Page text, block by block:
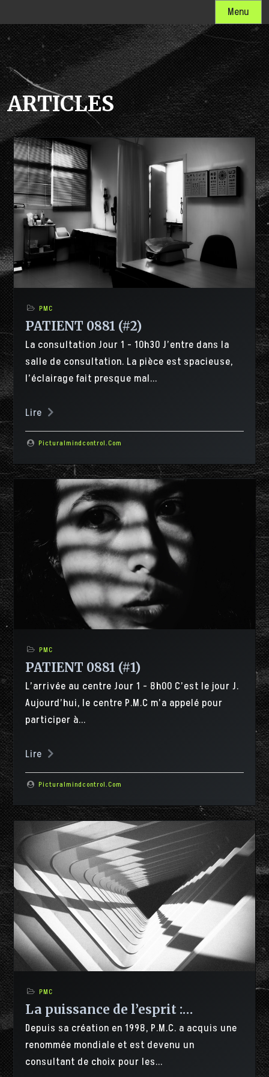
Menu
ARTICLES
PMC
PATIENT 0881 (#2)
La consultation Jour 1 - 10h30 J’entre dans la
salle de consultation. La pièce est spacieuse,
l’éclairage fait presque mal...
Lire
Picturalmindcontrol.com
PMC
PATIENT 0881 (#1)
L’arrivée au centre Jour 1 - 8h00 C’est le jour J.
Aujourd’hui, le centre P.M.C m’a appelé pour
participer à...
Lire
Picturalmindcontrol.com
PMC
La puissance de l’esprit :…
Depuis sa création en 1998, P.M.C. a acquis une
renommée mondiale et est devenu un
consultant de choix pour les...